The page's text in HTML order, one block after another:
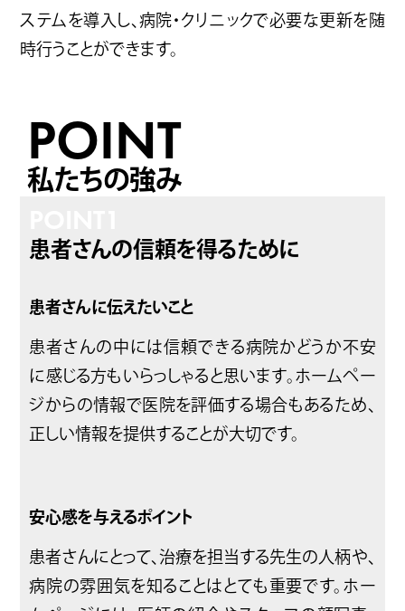
ステムを導入し、病院・クリニックで必要な更新を随
時行うことができます。
POINT
私たちの強み
患者さんの信頼を得るために
患者さんに伝えたいこと
患者さんの中には信頼できる病院かどうか不安
に感じる方もいらっしゃると思います。ホームペー
ジからの情報で医院を評価する場合もあるため、
正しい情報を提供することが大切です。
安心感を与えるポイント
患者さんにとって、治療を担当する先生の人柄や、
病院の雰囲気を知ることはとても重要です。ホー